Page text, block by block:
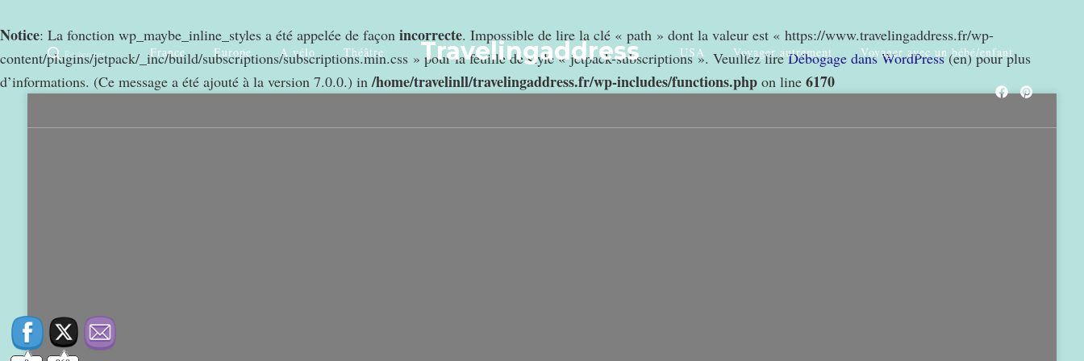
Notice: La fonction wp_maybe_inline_styles a été appelée de façon incorrecte. Impossible de lire la clé « path » dont la valeur est « https://www.travelingaddress.fr/wp-
content/plugins/jetpack/_inc/build/subscriptions/subscriptions.min.css » pour la feuille de style « jetpack-subscriptions ». Veuillez lireDébogage dans WordPress(en) pour plus
d’informations. (Ce message a été ajouté à la version 7.0.0.) in/home/travelinll/travelingaddress.fr/wp-includes/functions.php on line 6170
Rechercher France Europe A vélo Théâtre Travelingaddress USA Voyager autrement Voyager avec un bébé/enfant
0 968